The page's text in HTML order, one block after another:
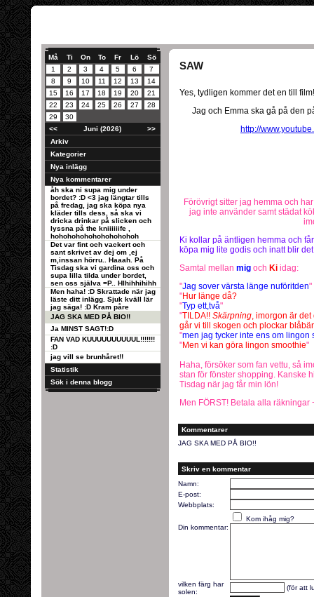
Må Ti On To Fr Lö
Sö
1
2 3 4 5 6
7
8
9 10 11 12 13
14
15
16 17 18 19 20
21
22
23 24 25 26 27
28
29
30
<<
Juni (2026)
>>
Arkiv
Kategorier
Nya inlägg
Nya kommentarer
åh ska ni supa mig under
bordet? :D <3 jag längtar tills
på fredag, jag ska köpa nya
kläder tills dess, så ska vi
dricka drinkar på slicken och
lyssna på the kniiiiiife ,
hohohohohohohohohohoh
Det var fint och vackert och
sant skrivet av dej om ,ej
m,inssan hörru.. Haaah. På
Tisdag ska vi gardina oss och
supa lilla tilda under bordet,
sen oss själva =P.. HIhihhihihh
Men haha! :D Skrattade när jag
läste ditt inlägg. Sjuk kväll lär
jag säga! :D Kram påre
JAG SKA MED PÅ BIO!!
Ja MINST SAGT!:D
FAN VAD KUUUUUUUUUUL!!!!!!!
:D
jag vill se brunhåret!!
Statistik
Sök i denna blogg
SAW
Yes, tydligen kommer det en till film!
Jag och Emma ska gå på den
http://
Förövrigt sitter jag hemma och
jag inte använder samt städat
Ki kollar på äntligen hemma och
köpa mig lite godis och inatt blir
Samtal mellan mig och Ki idag:
"Jag sover värsta länge nuföritden"
"Hur länge då?
"Typ ett,två"
"TILDA!! Skärpning, imorgon är
går vi till skogen och plockar
"men jag tycker inte ens om lingon
"Men vi kan göra lingon smoothie"
Haha, försöker som fan vettu, så
stan för fönster shopping. Kanske
Tisdag när jag får min lön!
Men FÖRST! Betala alla räkningar
Kommentarer
JAG SKA MED PÅ BIO!!
Skriv en kommentar
Namn:
E-post:
Webbplats:
Kom ihåg mig?
Din kommentar:
vilken färg har
solen:
(för att